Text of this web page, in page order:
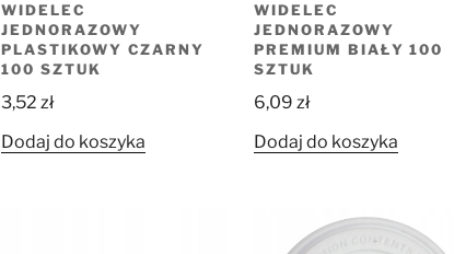
WIDELEC
JEDNORAZOWY
PLASTIKOWY CZARNY
100 SZTUK
3,52zł
Dodaj do koszyka
WIDELEC
JEDNORAZOWY
PREMIUM BIAŁY 100
SZTUK
6,09zł
Dodaj do koszyka